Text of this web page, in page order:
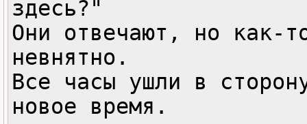
здесь?"
Они отвечают, но как-
невнятно.
Все часы ушли в
новое время.